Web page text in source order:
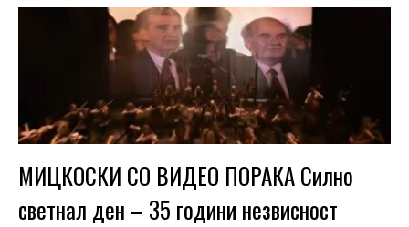
МИЦКОСКИ СО ВИДЕО ПОРАКА Силно
светнал ден – 35 години незвисност